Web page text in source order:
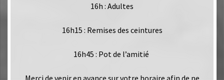
16h : Adultes
16h15 : Remises des ceintures
16h45 : Pot de l’amitié
Merci de venir en avance sur votre horaire afin de ne